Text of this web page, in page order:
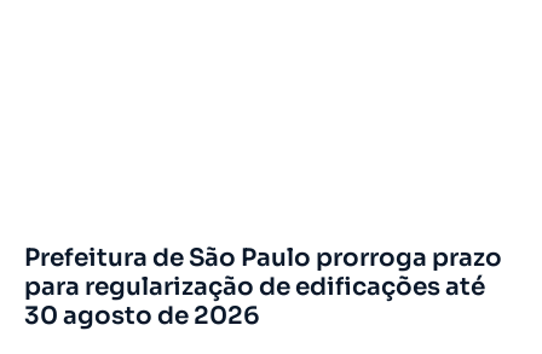
Prefeitura de São Paulo prorroga prazo
para regularização de edificações até
30 agosto de 2026